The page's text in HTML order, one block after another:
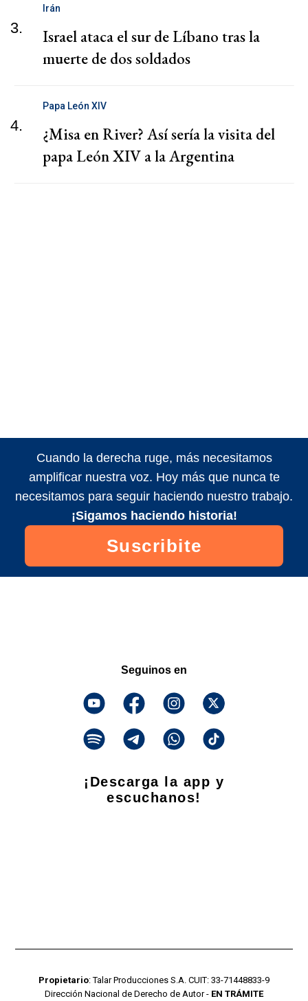
3.
Irán
Israel ataca el sur de Líbano tras la
muerte de dos soldados
4.
Papa León XIV
¿Misa en River? Así sería la visita del
papa León XIV a la Argentina
Cuando la derecha ruge, más necesitamos
amplificar nuestra voz. Hoy más que nunca te
necesitamos para seguir haciendo nuestro trabajo.
¡Sigamos haciendo historia!
Suscribite
Seguinos en
¡Descarga la app y
escuchanos!
Propietario: Talar Producciones S.A. CUIT: 33-71448833-9
Dirección Nacional de Derecho de Autor - EN TRÁMITE